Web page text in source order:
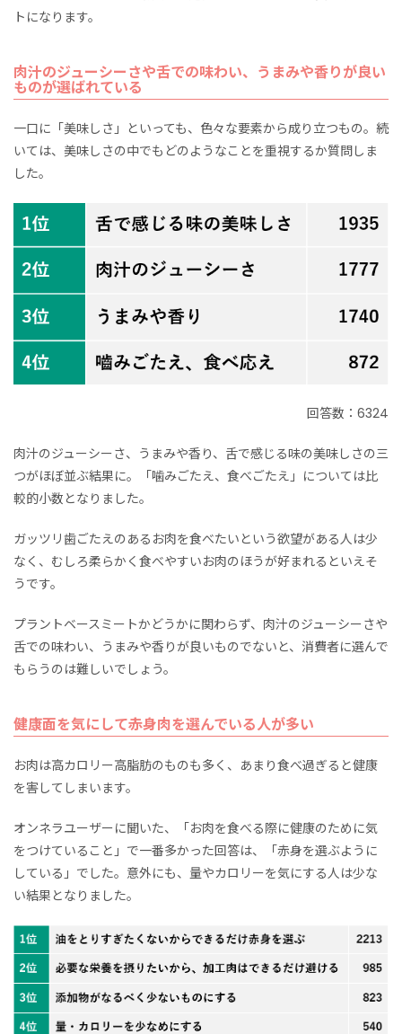
トになります。
肉汁のジューシーさや舌での味わい、うまみや香りが良い
ものが選ばれている
一口に「美味しさ」といっても、色々な要素から成り立つもの。続
いては、美味しさの中でもどのようなことを重視するか質問しま
した。
回答数：6324
肉汁のジューシーさ、うまみや香り、舌で感じる味の美味しさの三
つがほぼ並ぶ結果に。「噛みごたえ、食べごたえ」については比
較的小数となりました。
ガッツリ歯ごたえのあるお肉を食べたいという欲望がある人は少
なく、むしろ柔らかく食べやすいお肉のほうが好まれるといえそ
うです。
プラントベースミートかどうかに関わらず、肉汁のジューシーさや
舌での味わい、うまみや香りが良いものでないと、消費者に選んで
もらうのは難しいでしょう。
健康面を気にして赤身肉を選んでいる人が多い
お肉は高カロリー高脂肪のものも多く、あまり食べ過ぎると健康
を害してしまいます。
オンネラユーザーに聞いた、「お肉を食べる際に健康のために気
をつけていること」で一番多かった回答は、「赤身を選ぶように
している」でした。意外にも、量やカロリーを気にする人は少な
い結果となりました。